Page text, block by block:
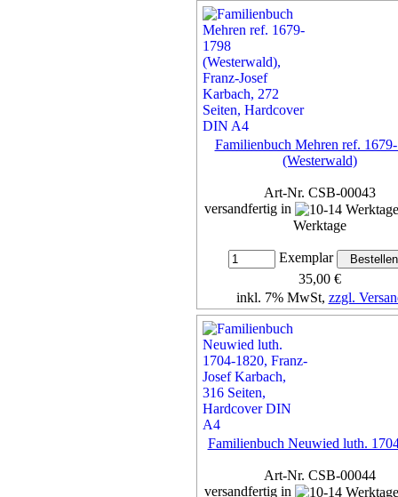
Familienbuch Mehren ref.
(Westerwald)
Art-Nr. CSB-00043
versandfertig in
Werktage
Exemplar
35,00 €
inkl. 7% MwSt, zzgl.
Familienbuch Neuwied luth.
Art-Nr. CSB-00044
versandfertig in